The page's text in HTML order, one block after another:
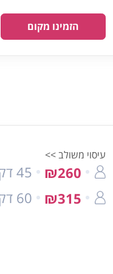
הזמינו מקום
עיסוי משולב >>
₪260
45 דק'
₪315
60 דק'